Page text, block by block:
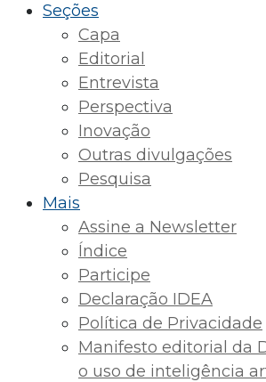
Seções
Capa
Editorial
Entrevista
Perspectiva
Inovação
Outras divulgações
Pesquisa
Mais
Assine a Newsletter
Índice
Participe
Declaração IDEA
Política de Privacidade
Manifesto editorial da
o uso de inteligência